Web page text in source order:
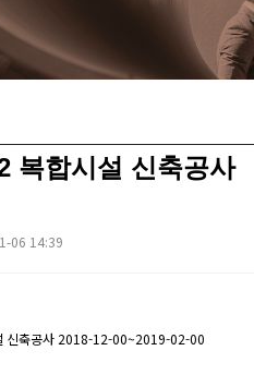
복합시설 신축공사
06 14:39
신축공사 2018-12-00~2019-02-00